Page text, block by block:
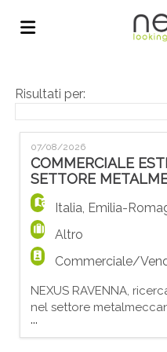
Offerte
lavoro
il
CV
Login
Lingua
Risultati per:
07/08/2026
COMMERCIALE
SETTORE
Italia, Emilia-
Altro
Commerciale/
NEXUS RAVENNA,
nel settore
COMMERCIALE ESTERO
METALMECCANICO.
...